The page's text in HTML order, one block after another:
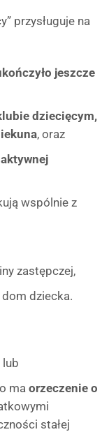
przysługuje na
jeszcze
dziecięcym,
, oraz
wspólnie z
zastępczej,
dziecka.
lub
ma orzeczenie o
stałej